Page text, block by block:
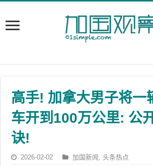
高手! 加拿大男子将一
车开到100万公里: 公
诀!
2026-02-02 加国新闻 ,头条热点